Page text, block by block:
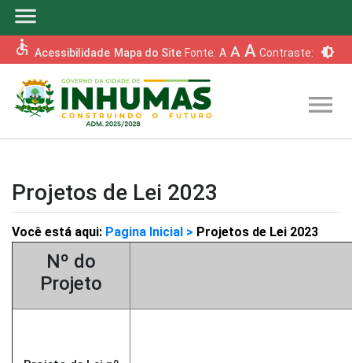
menu
accessible Acessibilidade Mapa do Site Fonte: A A A Contraste: brightness_6
menu
Projetos de Lei 2023
Você está aqui: Pagina Inicial > Projetos de Lei 2023
Nº do
Projeto